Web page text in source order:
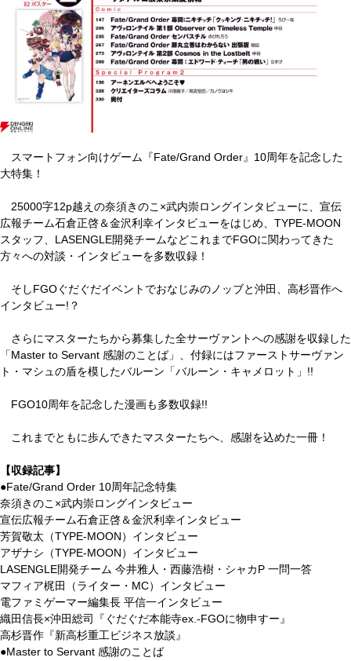
スマートフォン向けゲーム『Fate/Grand Order』10周年を記念した
大特集！
25000字12p越えの奈須きのこ×武内崇ロングインタビューに、宣伝
広報チーム石倉正啓＆金沢利幸インタビューをはじめ、TYPE-MOON
スタッフ、LASENGLE開発チームなどこれまでFGOに関わってきた
方々への対談・インタビューを多数収録！
そしFGOぐだぐだイベントでおなじみのノッブと沖田、高杉晋作へ
インタビュー!？
さらにマスターたちから募集した全サーヴァントへの感謝を収録した
「Master to Servant 感謝のことば」、付録にはファーストサーヴァン
ト・マシュの盾を模したバルーン「バルーン・キャメロット」!!
FGO10周年を記念した漫画も多数収録!!
これまでともに歩んできたマスターたちへ、感謝を込めた一冊！
【収録記事】
●Fate/Grand Order 10周年記念特集
奈須きのこ×武内崇ロングインタビュー
宣伝広報チーム石倉正啓＆金沢利幸インタビュー
芳賀敬太（TYPE-MOON）インタビュー
アザナシ（TYPE-MOON）インタビュー
LASENGLE開発チーム 今井雅人・西藤浩樹・シャカP 一問一答
マフィア梶田（ライター・MC）インタビュー
電ファミゲーマー編集長 平信一インタビュー
織田信長×沖田総司『ぐだぐだ本能寺ex.-FGOに物申すー』
高杉晋作『新高杉重工ビジネス放談』
●Master to Servant 感謝のことば